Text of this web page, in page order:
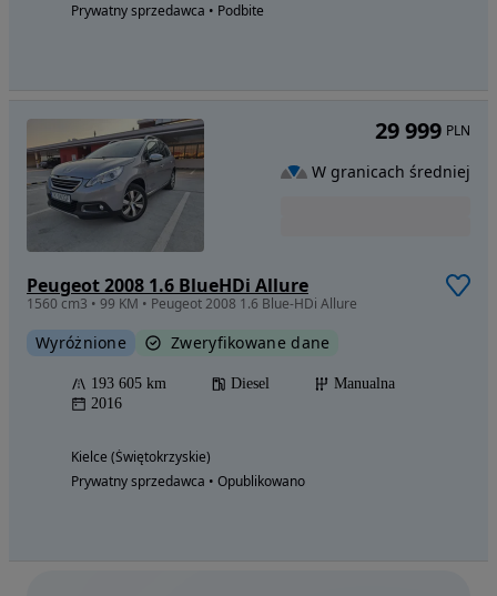
Prywatny sprzedawca • Podbite
Peugeot 2008 1.6 BlueHDi Allure
1560 cm3 • 99 KM • Peugeot 2008 1.6 Blue-HDi Allure
Wyróżnione Zweryfikowane dane
193 605 km Diesel
Manualna
2016
Kielce (Świętokrzyskie)
Prywatny sprzedawca • Opublikowano
29 999 PLN
W granicach średniej